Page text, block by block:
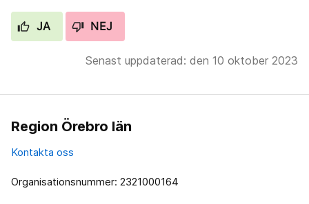
JA NEJ
Senast uppdaterad: den 10 oktober 2023
Region Örebro län
Kontakta oss
Organisationsnummer: 2321000164